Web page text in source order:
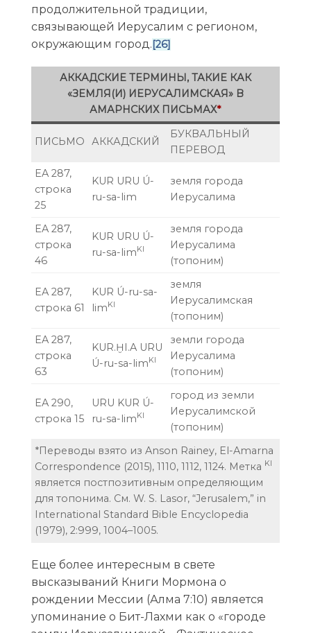
продолжительной традиции,
связывающей Иерусалим с регионом,
окружающим город. [26]
АККАДСКИЕ ТЕРМИНЫ, ТАКИЕ КАК
«ЗЕМЛЯ(И) ИЕРУСАЛИМСКАЯ» В
АМАРНСКИХ ПИСЬМАХ*
ПИСЬМО АККАДСКИЙ
БУКВАЛЬНЫЙ
ПЕРЕВОД
EA 287,
строка
25
KUR URU Ú-
ru-sa-lim
земля города
Иерусалима
EA 287,
строка
46
KUR URU Ú-
ru-sa-limKI
земля города
Иерусалима
(топоним)
EA 287,
строка 61
KUR Ú-ru-sa-
limKI
земля
Иерусалимская
(топоним)
EA 287,
строка
63
KUR.ḪI.A URU
Ú-ru-sa-limKI
земли города
Иерусалима
(топоним)
EA 290,
строка 15
URU KUR Ú-
ru-sa-limKI
город из земли
Иерусалимской
(топоним)
*Переводы взято из Anson Rainey, El-Amarna
Correspondence (2015), 1110, 1112, 1124. Метка KI
является постпозитивным определяющим
для топонима. См. W. S. Lasor, “Jerusalem,” in
International Standard Bible Encyclopedia
(1979), 2:999, 1004–1005.
Еще более интересным в свете
высказываний Книги Мормона о
рождении Мессии (Алма 7:10) является
упоминание о Бит-Лахми как о «городе